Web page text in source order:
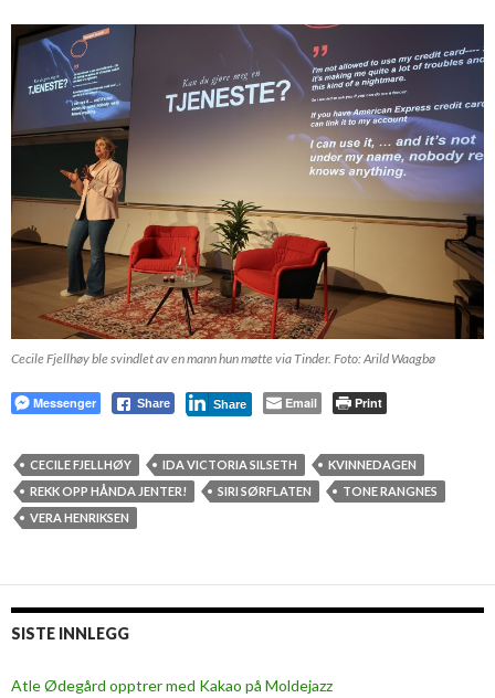
Cecile Fjellhøy ble svindlet av en mann hun møtte via Tinder. Foto: Arild Waagbø
Messenger Share Share Email Print
CECILE FJELLHØY IDA VICTORIA SILSETH
KVINNEDAGEN
REKK OPP HÅNDA JENTER!
SIRI SØRFLATEN
TONE RANGNES
VERA HENRIKSEN
SISTE INNLEGG
Atle Ødegård opptrer med Kakao på Moldejazz